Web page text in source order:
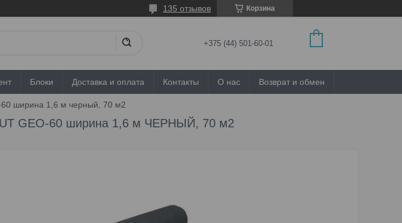
Корзина
135 отзывов
+375 (44) 501-60-01
Блоки Доставка и оплата Контакты О нас Возврат и обмен
60 ширина 1,6 м черный, 70 м2
GEO-60 ширина 1,6 м ЧЕРНЫЙ, 70 м2